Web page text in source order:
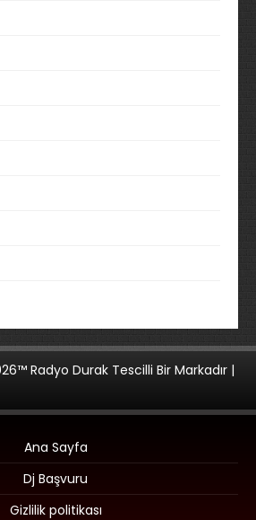
Radyo Durak Tescilli Bir Markadır |
Ana Sayfa
Dj Başvuru
Gizlilik politikası